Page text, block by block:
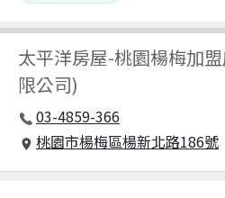
太平洋房屋-桃園楊梅加
限公司)
03-4859-366
桃園市楊梅區楊新北路186號